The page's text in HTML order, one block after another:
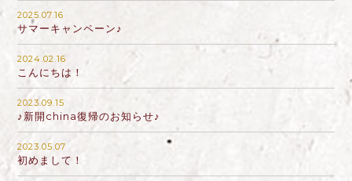
2025.07.16
サマーキャンペーン♪
2024.02.16
こんにちは！
2023.09.15
♪新開china復帰のお知らせ♪
2023.05.07
初めまして！